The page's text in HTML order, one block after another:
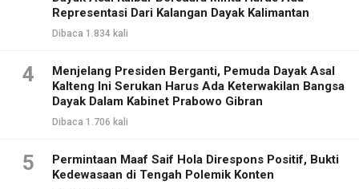
Representasi Dari Kalangan Dayak Kalimantan
Dibaca 1.834 kali
4
Menjelang Presiden Berganti, Pemuda Dayak Asal
Kalteng Ini Serukan Harus Ada Keterwakilan Bangsa
Dayak Dalam Kabinet Prabowo Gibran
Dibaca 1.706 kali
5
Permintaan Maaf Saif Hola Direspons Positif, Bukti
Kedewasaan di Tengah Polemik Konten